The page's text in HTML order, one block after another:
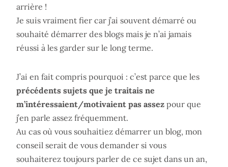
arrière !
Je suis vraiment fier car j’ai souvent démarré ou
souhaité démarrer des blogs mais je n’ai jamais
réussi à les garder sur le long terme.
J’ai en fait compris pourquoi : c’est parce que les
précédents sujets que je traitais ne
m’intéressaient/motivaient pas assez pour que
j’en parle assez fréquemment.
Au cas où vous souhaitiez démarrer un blog, mon
conseil serait de vous demander si vous
souhaiterez toujours parler de ce sujet dans un an,